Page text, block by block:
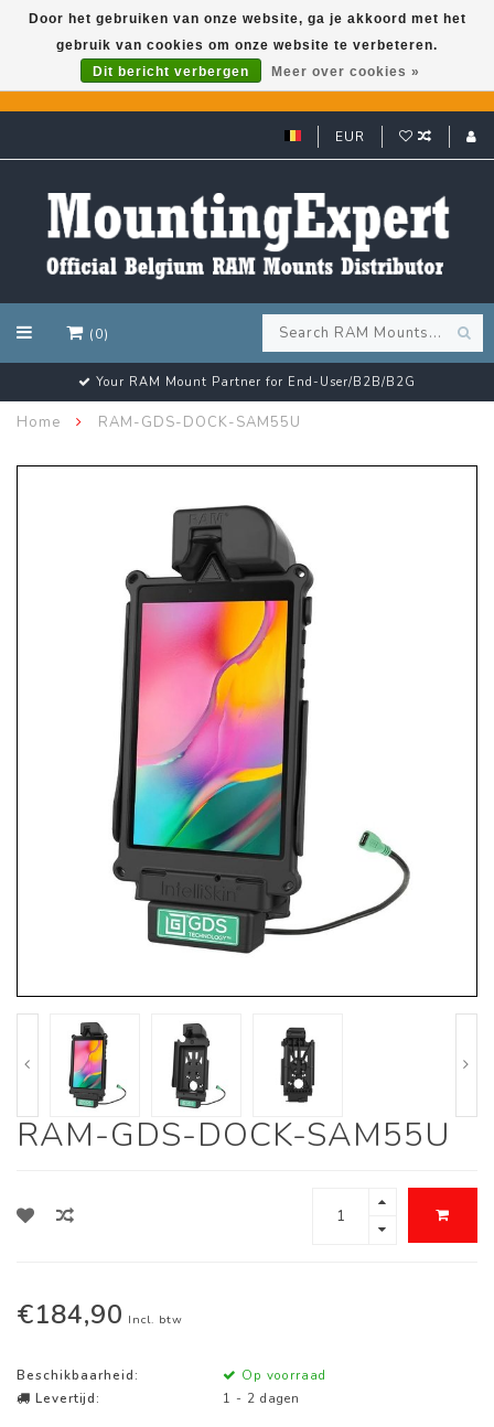
GARMIN GPS met een superkorting tot 50%? Klik hier!
EUR
(0)
Your RAM Mount Partner for End-User/B2B/B2G
Home RAM-GDS-DOCK-SAM55U
RAM-GDS-DOCK-SAM55U
€184,90 Incl. btw
Beschikbaarheid:
Op voorraad
Levertijd:
1 - 2 dagen
Door het gebruiken van onze website, ga je akkoord met het
gebruik van cookies om onze website te verbeteren.
Dit bericht verbergen
Meer over cookies »